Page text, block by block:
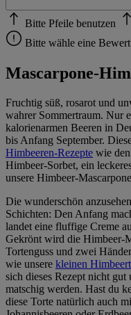
Bitte Pfeile benutzen
Bitte wähle eine
Mascarpone-
Fruchtig süß, rosarot und
wahrer Sommertraum. Nur
kalorienarmen Beeren in
bis Anfang September.
Himbeeren-Rezepte wie
Himbeer-Sorbet, ein
unsere Himbeer-
Die wunderschön
Schichten: Den Anfang
landet eine fluffige Creme
Gekrönt wird die Himbeer-
Tortenguss und zwei
wie unsere kleinen
sich dieses Rezept nicht gut
matschig werden. Hast du
diese Torte natürlich auch